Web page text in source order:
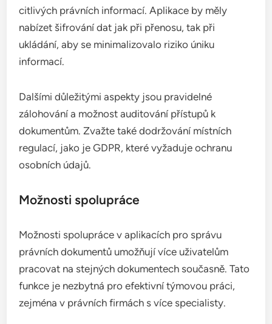
citlivých právních informací. Aplikace by měly
nabízet šifrování dat jak při přenosu, tak při
ukládání, aby se minimalizovalo riziko úniku
informací.
Dalšími důležitými aspekty jsou pravidelné
zálohování a možnost auditování přístupů k
dokumentům. Zvažte také dodržování místních
regulací, jako je GDPR, které vyžaduje ochranu
osobních údajů.
Možnosti spolupráce
Možnosti spolupráce v aplikacích pro správu
právních dokumentů umožňují více uživatelům
pracovat na stejných dokumentech současně. Tato
funkce je nezbytná pro efektivní týmovou práci,
zejména v právních firmách s více specialisty.